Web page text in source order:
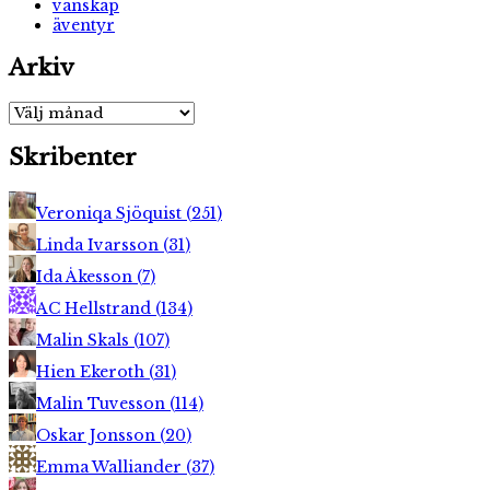
vänskap
äventyr
Arkiv
Arkiv
Skribenter
Veroniqa Sjöquist (251)
Linda Ivarsson (31)
Ida Åkesson (7)
AC Hellstrand (134)
Malin Skals (107)
Hien Ekeroth (31)
Malin Tuvesson (114)
Oskar Jonsson (20)
Emma Walliander (37)